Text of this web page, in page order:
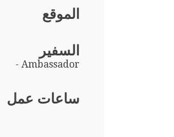
الموقع
السفير
- Ambassador
ساعات عمل